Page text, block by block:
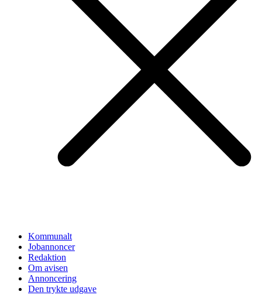
Kommunalt
Jobannoncer
Redaktion
Om avisen
Annoncering
Den trykte udgave